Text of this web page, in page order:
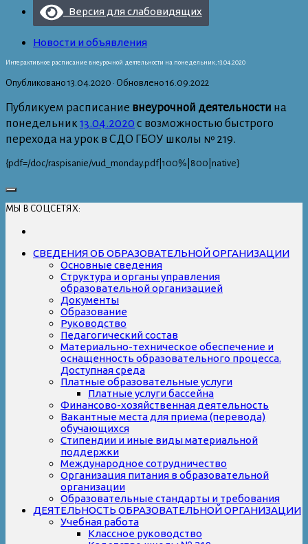
Версия для слабовидящих
Новости и объявления
Интерактивное расписание внеурочной деятельности на понедельник, 13.04.2020
Опубликовано 13.04.2020 · Обновлено 16.09.2022
Публикуем расписание внеурочной деятельности на
понедельник13.04.2020 с возможностью быстрого
перехода на урок в СДО ГБОУ школы № 219.
{pdf=/doc/raspisanie/vud_monday.pdf|100%|800|native}
МЫ В СОЦСЕТЯХ:
СВЕДЕНИЯ ОБ ОБРАЗОВАТЕЛЬНОЙ ОРГАНИЗАЦИИ
Основные сведения
Структура и органы управления
образовательной организацией
Документы
Образование
Руководство
Педагогический состав
Материально-техническое обеспечение и
оснащенность образовательного процесса.
Доступная среда
Платные образовательные услуги
Платные услуги бассейна
Финансово-хозяйственная деятельность
Вакантные места для приема (перевода)
обучающихся
Стипендии и иные виды материальной
поддержки
Международное сотрудничество
Организация питания в образовательной
организации
Образовательные стандарты и требования
ДЕЯТЕЛЬНОСТЬ ОБРАЗОВАТЕЛЬНОЙ ОРГАНИЗАЦИИ
Учебная работа
Классное руководство